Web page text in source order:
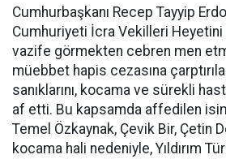
Cumhurbaşkanı Recep Tayyip
Cumhuriyeti İcra Vekilleri Heyetini
vazife görmekten cebren men
müebbet hapis cezasına
sanıklarını, kocama ve sürekli
af etti. Bu kapsamda affedilen
Temel Özkaynak, Çevik Bir, Çetin
kocama hali nedeniyle, Yıldırım